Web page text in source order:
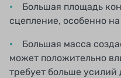
Большая площадь
сцепление, особенно
Большая масса
может положительно
требует больше усилий